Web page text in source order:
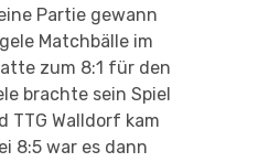
Partie gewann
Matchbälle im
zum 8:1 für den
brachte sein Spiel
TTG Walldorf kam
8:5 war es dann